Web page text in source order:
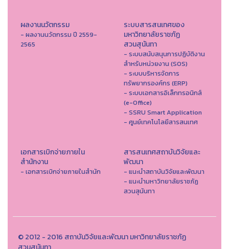
ผลงานนวัตกรรม
- ผลงานนวัตกรรม ปี 2559-
2565
ระบบสารสนเทศของ
มหาวิทยาลัยราชภัฏ
สวนสุนันทา
- ระบบสนับสนุนการปฏิบัติงาน
สำหรับหน่วยงาน (SOS)
- ระบบบริหารจัดการ
ทรัพยากรองค์กร (ERP)
- ระบบเอกสารอิเล็กทรอนิกส์
(e-Office)
- SSRU Smart Application
- ศูนย์เทคโนโลยีสารสนเทศ
เอกสารเบิกจ่ายภายใน
สำนักงาน
- เอกสารเบิกจ่ายภายในสำนัก
สารสนเทศสถาบันวิจัยและ
พัฒนา
- แนะนำสถาบันวิจัยและพัฒนา
- แนะนำมหาวิทยาลัยราชภัฏ
สวนสุนันทา
© 2012 - 2016 สถาบันวิจัยและพัฒนา มหาวิทยาลัยราชภัฏ